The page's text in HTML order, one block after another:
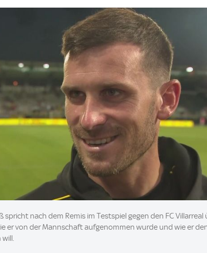
spricht nach dem Remis im Testspiel gegen den FC Villarreal
er von der Mannschaft aufgenommen wurde und wie er